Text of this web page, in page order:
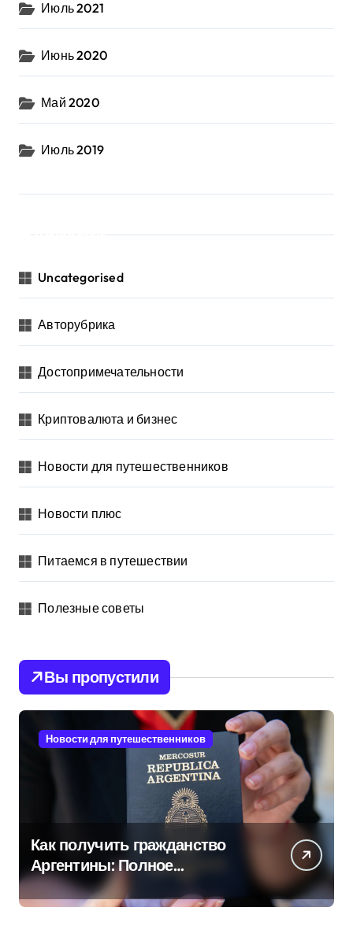
Июль 2021
Июнь 2020
Май 2020
Июль 2019
Uncategorised
Авторубрика
Достопримечательности
Криптовалюта и бизнес
Новости для путешественников
Новости плюс
Питаемся в путешествии
Полезные советы
Вы пропустили
Новости для путешественников
Как получить гражданство
Аргентины: Полное
руководство